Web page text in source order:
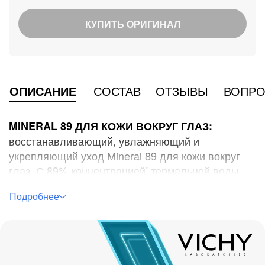
КУПИТЬ ОРИГИНАЛ
ОПИСАНИЕ СОСТАВ ОТЗЫВЫ
MINERAL 89 ДЛЯ КОЖИ ВОКРУГ ГЛАЗ:
восстанавливающий, увлажняющий и
укрепляющий уход Mineral 89 для кожи вокруг
глаз. С 89% концентрацией* термальной воды
увлажняет, укрепляет тонкую кожу вокруг глаз,
заметно разглаживает линии обезвоженности и
уменьшает темные круги под глазами.